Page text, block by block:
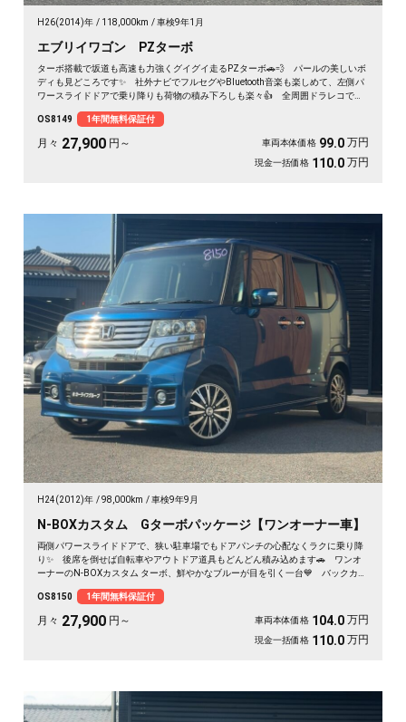
H26(2014)年 118,000km 車検9年1月
エブリイワゴン PZターボ
ターボ搭載で坂道も高速も力強くグイグイ走るPZターボ🚗💨 パールの美しいボ
ディも見どころです✨ 社外ナビでフルセグやBluetooth音楽も楽しめて、左側パ
ワースライドドアで乗り降りも荷物の積み下ろしも楽々👍 全周囲ドラレコで万
27900〜で手が届く一台です🎵 買った後もずっと寄り添う《1年保証付》😊
OS8149 1年間無料保証付
月々 27,900 円～ 車両本体価格 99.0 万円
現金一括価格 110.0 万円
H24(2012)年 98,000km 車検9年9月
N-BOXカスタム Gターボパッケージ【ワンオーナー車】
両側パワースライドドアで、狭い駐車場でもドアパンチの心配なくラクに乗り降
り✨ 後席を倒せば自転車やアウトドア道具もどんどん積み込めます🚗 ワンオ
ーナーのN-BOXカスタム ターボ、鮮やかなブルーが目を引く一台💙 バックカメ
一台で毎日がぐっと身軽になりますよ。クルコン付きで高速移動もゆったり快
適。安心してお乗りいただける《1年保証付》です😊
OS8150 1年間無料保証付
月々 27,900 円～ 車両本体価格 104.0 万円
現金一括価格 110.0 万円